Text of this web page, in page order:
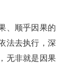
、顺乎因果的
法去执行，深
无非就是因果